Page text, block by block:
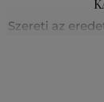
Szereti az
és a rock-